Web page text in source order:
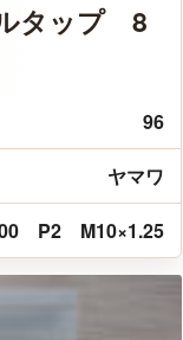
タップ 8
96
ヤマワ
P2 M10×1.25